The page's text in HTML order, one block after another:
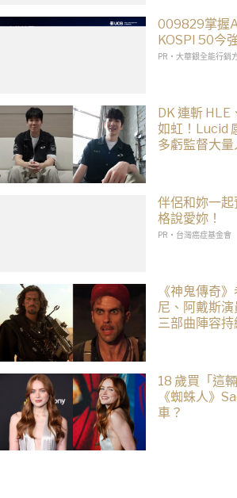
009829掌握
KOSPI 50今
PR・大華銀全能行銷
DK 連斬 HLE
如虹！Lucid
多虧監督大量
伴侶和妳一
格說愛妳！
PR・台灣癌症基金會
《神鬼傳奇
尼、阿戴斯
三部曲陣容
18 歲買「這
《蜘蛛人》
車？